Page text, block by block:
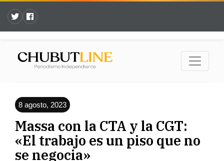
8 agosto, 2023
Massa con la CTA y la CGT:
«El trabajo es un piso que no
se negocia»